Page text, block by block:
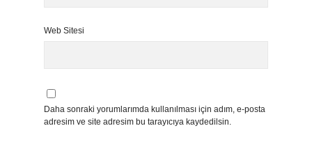
Web Sitesi
Daha sonraki yorumlarımda kullanılması için adım, e-posta
adresim ve site adresim bu tarayıcıya kaydedilsin.